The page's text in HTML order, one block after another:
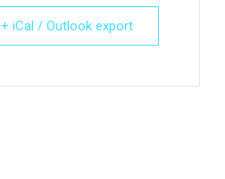
+ iCal / Outlook export